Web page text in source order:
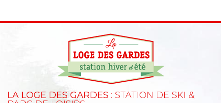
LA LOGE DES GARDES : STATION DE SKI &